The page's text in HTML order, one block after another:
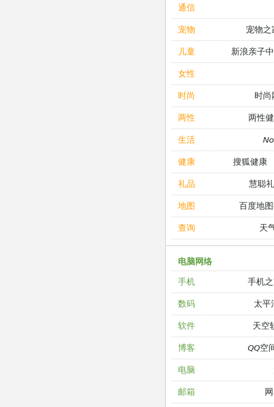
通信
宠物 宠物之
儿童 新浪亲子
女性
时尚 时尚
两性 两性
生活
健康 搜狐健康
礼品 慧聪
地图 百度地
查询 天
电脑网络
手机
手机
数码 太平
软件 天空
博客 QQ空
电脑
邮箱